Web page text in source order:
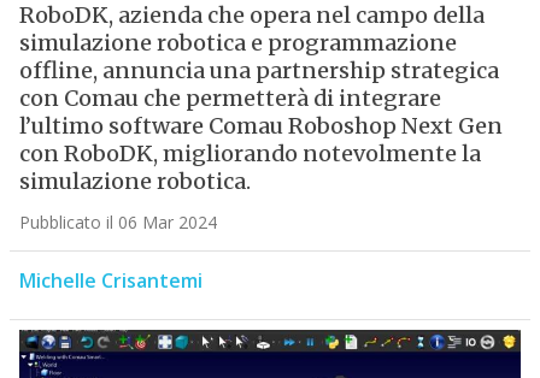
RoboDK, azienda che opera nel campo della
simulazione robotica e programmazione
offline, annuncia una partnership strategica
con Comau che permetterà di integrare
l’ultimo software Comau Roboshop Next Gen
con RoboDK, migliorando notevolmente la
simulazione robotica.
Pubblicato il 06 Mar 2024
Michelle Crisantemi